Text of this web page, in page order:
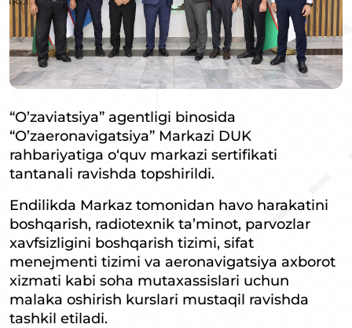
“O’zaviatsiya” agentligi binosida
“O’zaeronavigatsiya” Markazi DUK
rahbariyatiga o‘quv markazi sertifikati
tantanali ravishda topshirildi.
Endilikda Markaz tomonidan havo harakatini
boshqarish, radiotexnik ta’minot, parvozlar
xavfsizligini boshqarish tizimi, sifat
menejmenti tizimi va aeronavigatsiya axborot
xizmati kabi soha mutaxassislari uchun
malaka oshirish kurslari mustaqil ravishda
tashkil etiladi.